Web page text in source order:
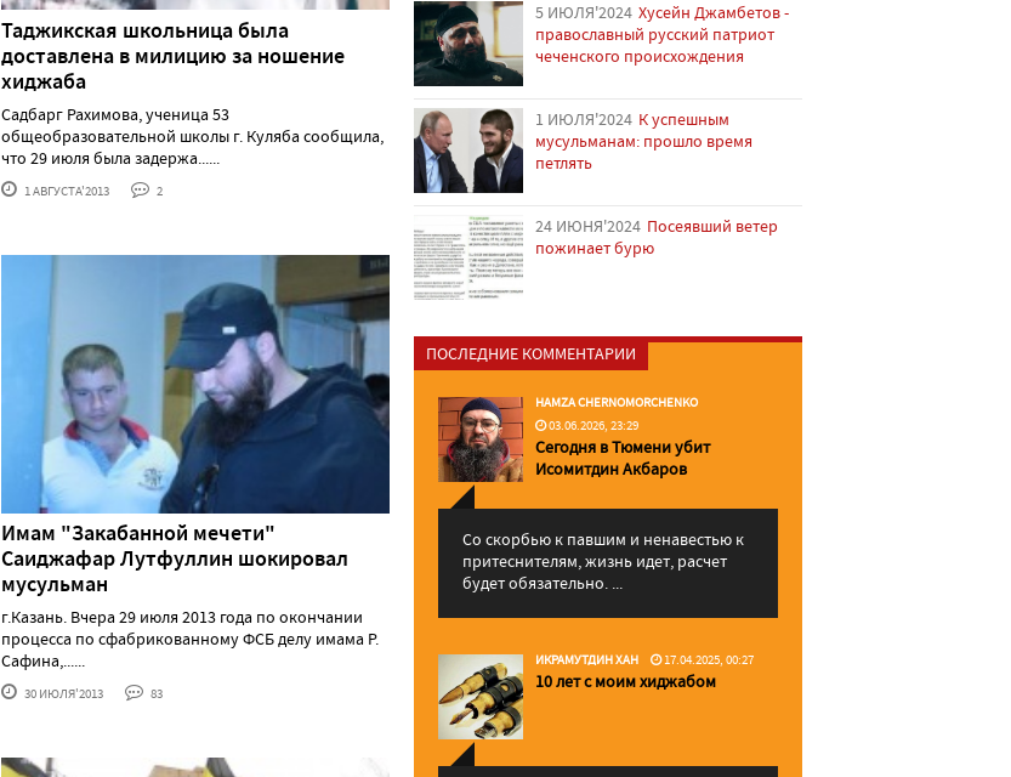
Таджикская школьница была
доставлена в милицию за ношение
хиджаба
Садбарг Рахимова, ученица 53
общеобразовательной школы г. Куляба сообщила,
что 29 июля была задержа......
1 АВГУСТА'2013 2
Имам "Закабанной мечети"
Саиджафар Лутфуллин шокировал
мусульман
г.Казань. Вчера 29 июля 2013 года по окончании
процесса по сфабрикованному ФСБ делу имама Р.
Сафина,......
30 ИЮЛЯ'2013 83
5 ИЮЛЯ'2024 Хусейн Джамбетов -
православный русский патриот
чеченского происхождения
1 ИЮЛЯ'2024 К успешным
мусульманам: прошло время
петлять
24 ИЮНЯ'2024 Посеявший ветер
пожинает бурю
ПОСЛЕДНИЕ КОММЕНТАРИИ
HAMZA CHERNOMORCHENKO
03.06.2026, 23:29
Сегодня в Тюмени убит
Исомитдин Акбаров
Со скорбью к павшим и ненавестью к
притеснителям, жизнь идет, расчет
будет обязательно. ...
ИКРАМУТДИН ХАН 17.04.2025, 00:27
10 лет с моим хиджабом